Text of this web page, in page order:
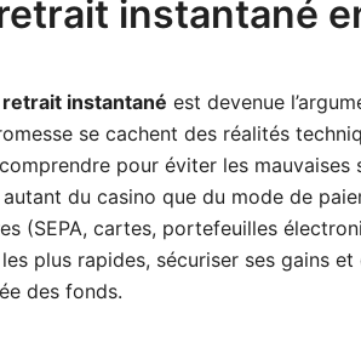
instantané
retrait instantané est devenue
se cachent des réalités
pour éviter les mauvaises
du casino que du mode de
(SEPA, cartes, portefeuilles
plus rapides, sécuriser ses gains
des fonds.